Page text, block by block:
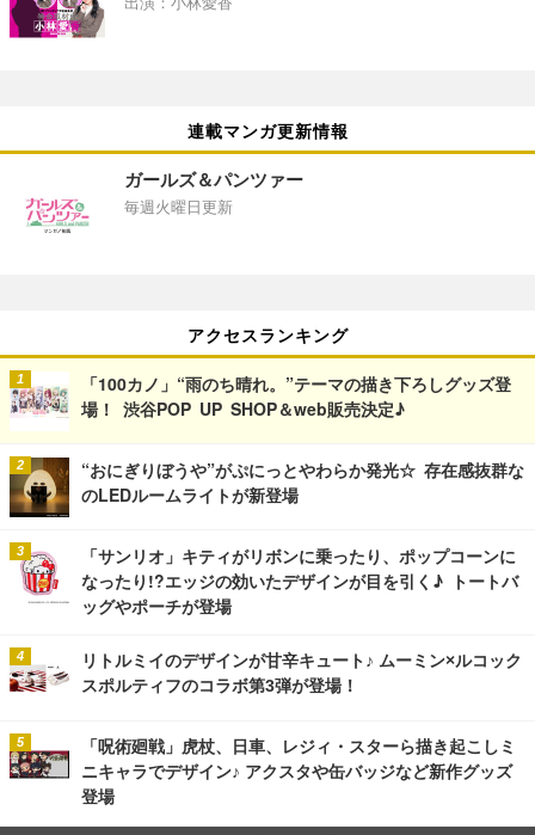
連載マンガ更新情報
ガールズ＆パンツァー
毎週火曜日更新
アクセスランキング
「100カノ」“雨のち晴れ。”テーマの描き下ろしグッズ登
場！ 渋谷POP UP SHOP＆web販売決定♪
“おにぎりぼうや”がぷにっとやわらか発光☆ 存在感抜群な
のLEDルームライトが新登場
「サンリオ」キティがリボンに乗ったり、ポップコーンに
なったり!?エッジの効いたデザインが目を引く♪ トートバ
ッグやポーチが登場
リトルミイのデザインが甘辛キュート♪ ムーミン×ルコック
スポルティフのコラボ第3弾が登場！
「呪術廻戦」虎杖、日車、レジィ・スターら描き起こしミ
ニキャラでデザイン♪ アクスタや缶バッジなど新作グッズ
登場